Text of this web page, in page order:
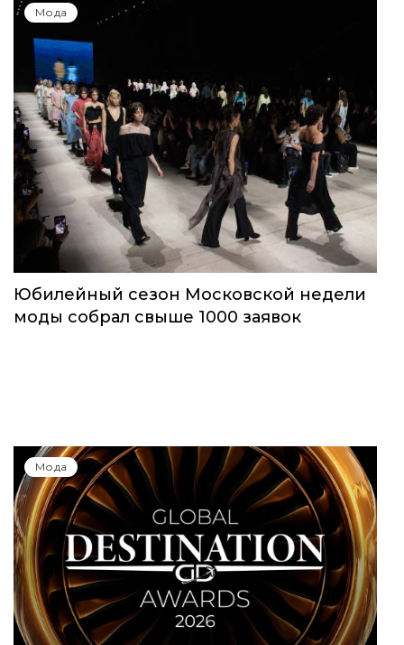
Мода
Юбилейный сезон Московской недели
моды собрал свыше 1000 заявок
Мода